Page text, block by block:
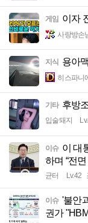
게임 이자
사랑방손
지식 용아
히스파니
기타 후방
입술돼지
이슈 이 대
하며 “전면
균터 Lv.42
이슈 '불안
권가